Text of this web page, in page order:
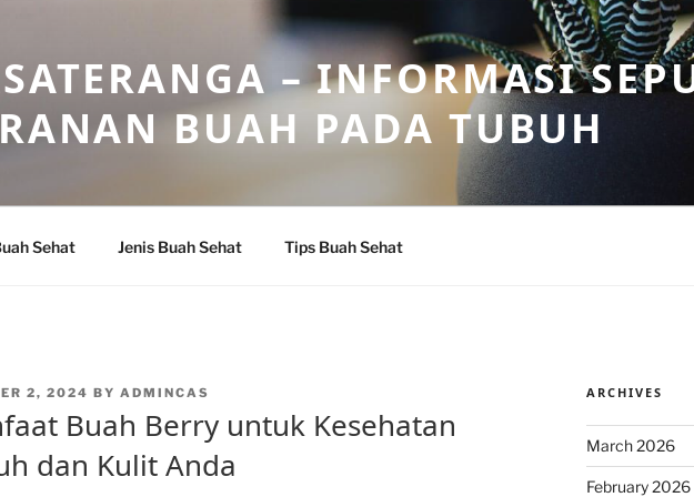
– INFORMASI
BUAH PADA TUBUH
Sehat Jenis Buah Sehat Tips Buah Sehat
2, 2024 BY ADMINCAS
Buah Berry untuk Kesehatan
dan Kulit Anda
ARCHIVES
March 2026
February 2026